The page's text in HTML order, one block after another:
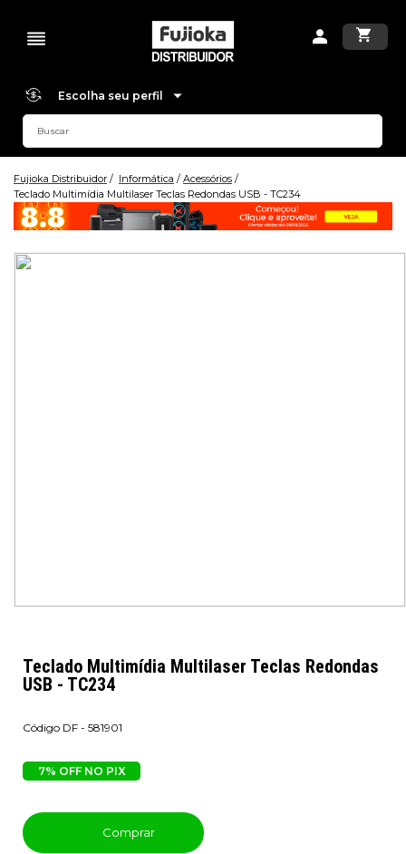
Escolha seu perfil
Fujioka Distribuidor Informática
Acessórios
Teclado Multimídia Multilaser Teclas Redondas USB - TC234
Teclado Multimídia Multilaser Teclas Redondas
USB - TC234
DF - 581901
7% OFF NO PIX
Comprar